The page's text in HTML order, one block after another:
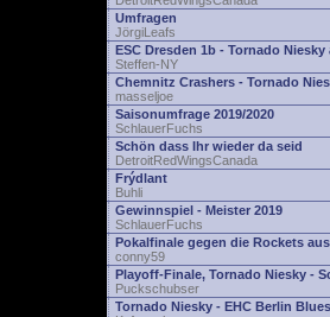
Umfragen
JörgiLeafs
ESC Dresden 1b - Tornado Niesky
Steffen-NY
Chemnitz Crashers - Tornado
masseljoe
Saisonumfrage 2019/2020
SchlauerFuchs
Schön dass Ihr wieder da seid
DetroitRedWingsCanada
Frýdlant
Buhli
Gewinnspiel - Meister 2019
SchlauerFuchs
Pokalfinale gegen die Rockets
conny59
Playoff-Finale, Tornado Niesky -
Puckschubser
Tornado Niesky - EHC Berlin